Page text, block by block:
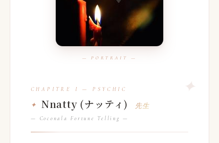
Nnatty (ナッティ) 先生
— Coconala Fortune Telling —